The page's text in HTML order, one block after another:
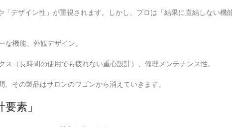
デザイン性」が重視されます。しかし、プロは「結果に直結しない機
な機能、外観デザイン。
ス（長時間の使用でも疲れない重心設計）、修理メンテナンス性。
その製品はサロンのワゴンから消えていきます。
素」